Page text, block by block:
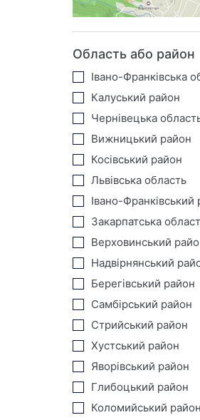
Область або район
Калуський район
Чернівецька
Вижницький район
Косівський район
Львівська область
Закарпатська
Верховинський
Надвірнянський
Берегівський район
Самбірський район
Стрийський район
Хустський район
Яворівський район
Глибоцький район
Коломийський район